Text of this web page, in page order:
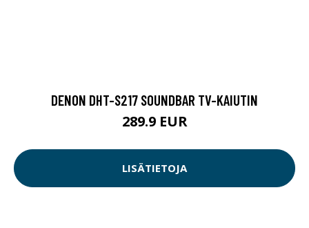
DENON DHT-S217 SOUNDBAR TV-KAIUTIN
289.9 EUR
LISÄTIETOJA